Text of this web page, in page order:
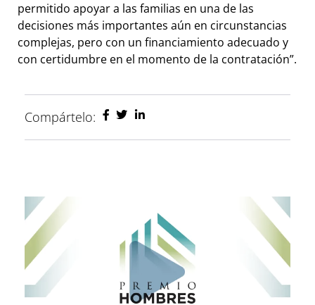
permitido apoyar a las familias en una de las
decisiones más importantes aún en circunstancias
complejas, pero con un financiamiento adecuado y
con certidumbre en el momento de la contratación”.
Compártelo: